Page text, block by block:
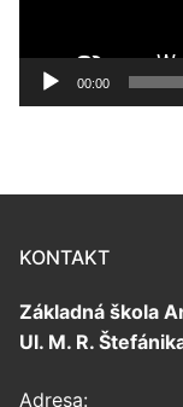
00:00
KONTAKT
Základná škola
Ul. M. R.
Adresa: